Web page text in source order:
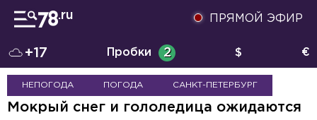
ПРЯМОЙ ЭФИР
+17 Пробки 2 $ €
НЕПОГОДА ПОГОДА САНКТ-ПЕТЕРБУРГ
Мокрый снег и гололедица ожидаются